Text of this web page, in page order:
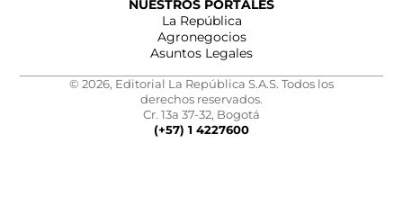
NUESTROS PORTALES
La República
Agronegocios
Asuntos Legales
© 2026, Editorial La República S.A.S. Todos los
derechos reservados.
Cr. 13a 37-32, Bogotá
(+57) 1 4227600